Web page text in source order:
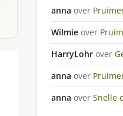
anna over
Wilmie over
HarryLohr over
anna over
anna over Snelle